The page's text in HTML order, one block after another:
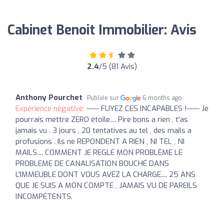
Cabinet Benoit Immobilier: Avis
2.4/5 (81 Avis)
Anthony Pourchet Publiée sur 6 months ago
Expérience négative: ----- FUYEZ CES INCAPABLES !----- Je
pourrais mettre ZERO étoile.... Pire bons a rien , t'as
jamais vu . 3 jours , 20 tentatives au tel , des mails a
profusions . Ils ne REPONDENT A RIEN , NI TEL , NI
MAILS.... COMMENT JE REGLE MON PROBLÈME LE
PROBLEME DE CANALISATION BOUCHÉ DANS
L'IMMEUBLE DONT VOUS AVEZ LA CHARGE.... 25 ANS
QUE JE SUIS A MON COMPTE , JAMAIS VU DE PAREILS
INCOMPÉTENTS.